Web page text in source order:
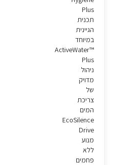
Plus
תכנית
הגיינית
במיוחד
ActiveWater™
Plus
ניהול
מדויק
של
צריכת
המים
EcoSilence
Drive
מנוע
ללא
פחמים